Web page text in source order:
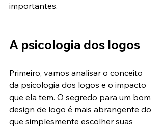
importantes.
A psicologia dos logos
Primeiro, vamos analisar o conceito
da psicologia dos logos e o impacto
que ela tem. O segredo para um bom
design de logo é mais abrangente do
que simplesmente escolher suas